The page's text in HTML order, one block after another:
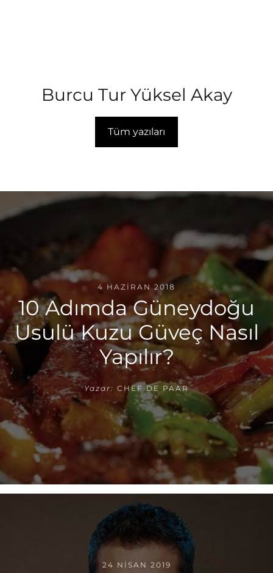
Burcu Tur Yüksel Akay
Tüm yazıları
4 HAZIRAN 2018
10 Adımda Güneydoğu
Usulü Kuzu Güveç Nasıl
Yapılır?
Yazar: CHEF DE PAAR
24 NISAN 2019